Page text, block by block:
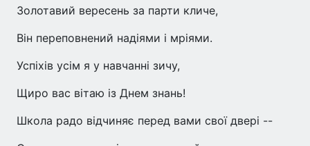
Золотавий вересень за парти кличе,
Він переповнений надіями і мріями.
Успіхів усім я у навчанні зичу,
Щиро вас вітаю із Днем знань!
Школа радо відчиняє перед вами свої двері --